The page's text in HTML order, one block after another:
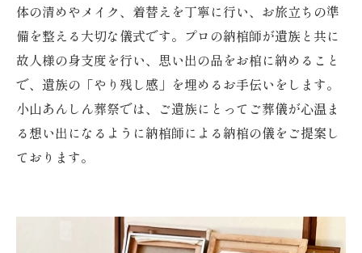
体の清めやメイク、着替えを丁寧に行い、お旅立ちの準
備を整える大切な儀式です。プロの納棺師が遺族と共に
故人様の身支度を行い、思い出の品をお棺に納めること
で、遺族の「やり残し感」を埋めるお手伝いをします。
小山あんしん葬祭では、ご遺族にとってご葬儀が心温ま
る想い出になるように納棺師による納棺の儀をご提案し
ております。